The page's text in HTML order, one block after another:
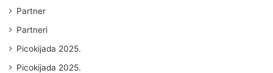
Partner
Partneri
Picokijada 2025.
Picokijada 2025.